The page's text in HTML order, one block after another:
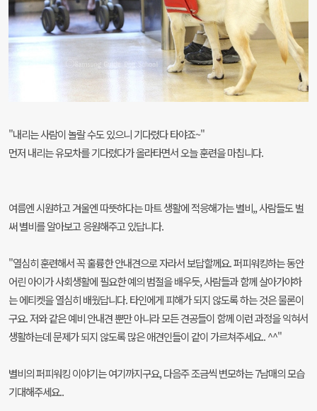
"내리는 사람이 놀랄 수도 있으니 기다렸다 타야죠~"
먼저 내리는 유모차를 기다렸다가 올라타면서 오늘 훈련을 마칩니다.
여름엔 시원하고 겨울엔 따뜻하다는 마트 생활에 적응해가는 별비,, 사람들도 벌
써 별비를 알아보고 응원해주고 있답니다.
"열심히 훈련해서 꼭 훌륭한 안내견으로 자라서 보답할께요. 퍼피워킹하는 동안
어린 아이가 사회생활에 필요한 예의 범절을 배우듯, 사람들과 함께 살아가야하
는 에티켓을 열심히 배웠답니다. 타인에게 피해가 되지 않도록 하는 것은 물론이
구요. 저와 같은 예비 안내견 뿐만 아니라 모든 견공들이 함께 이런 과정을 익혀서
생활하는데 문제가 되지 않도록 많은 애견인들이 같이 가르쳐주세요.. ^^"
별비의 퍼피워킹 이야기는 여기까지구요, 다음주 조금씩 변모하는 7남매의 모습
기대해주세요..